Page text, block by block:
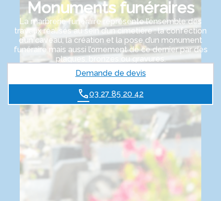
Monuments funéraires
La marbrerie funéraire représente l’ensemble des
travaux réalisés au sein d’un cimetière : la confection
d’un caveau, la création et la pose d’un monument
funéraire mais aussi l’ornement de ce dernier par des
plaques, bronzes ou gravures.
Demande de devis
03 27 85 20 42